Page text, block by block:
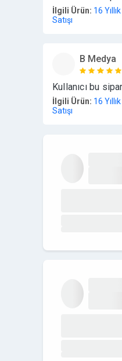
İlgili Ürün: 16
Satışı
B Medya
Kullanıcı bu
İlgili Ürün: 16
Satışı